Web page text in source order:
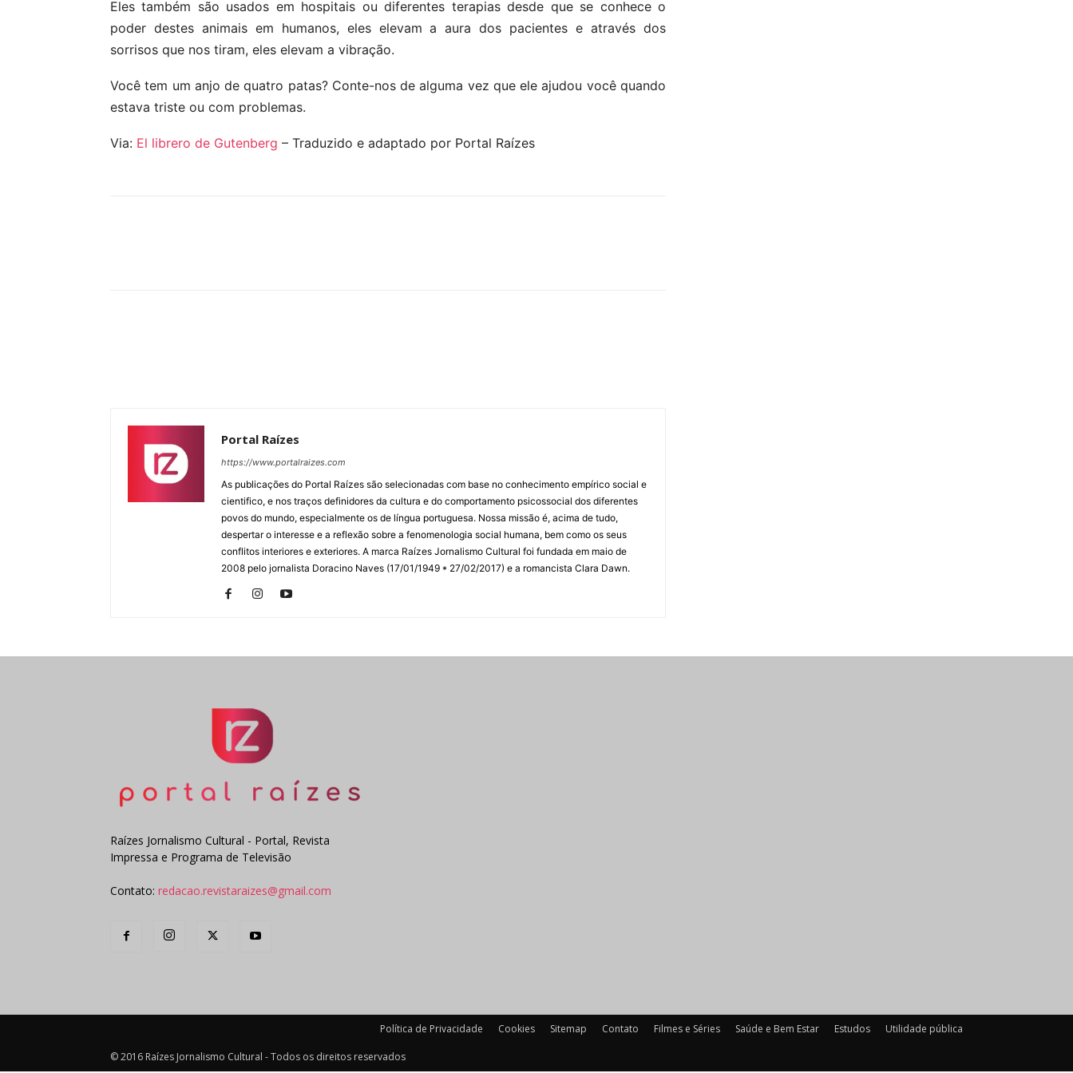
Eles também são usados ​​em hospitais ou diferentes terapias desde que se conhece o
poder destes animais em humanos, eles elevam a aura dos pacientes e através dos
sorrisos que nos tiram, eles elevam a vibração.
Você tem um anjo de quatro patas? Conte-nos de alguma vez que ele ajudou você quando
estava triste ou com problemas.
Via: El librero de Gutenberg – Traduzido e adaptado por Portal Raízes
Portal Raízes
https://www.portalraizes.com
As publicações do Portal Raízes são selecionadas com base no conhecimento empírico social e
cientifico, e nos traços definidores da cultura e do comportamento psicossocial dos diferentes
povos do mundo, especialmente os de língua portuguesa. Nossa missão é, acima de tudo,
despertar o interesse e a reflexão sobre a fenomenologia social humana, bem como os seus
conflitos interiores e exteriores. A marca Raízes Jornalismo Cultural foi fundada em maio de
2008 pelo jornalista Doracino Naves (17/01/1949 * 27/02/2017) e a romancista Clara Dawn.
Raízes Jornalismo Cultural - Portal, Revista
Impressa e Programa de Televisão
Contato: redacao.revistaraizes@gmail.com
Política de Privacidade Cookies Sitemap Contato Filmes e Séries Saúde e Bem Estar Estudos Utilidade pública
© 2016 Raízes Jornalismo Cultural - Todos os direitos reservados